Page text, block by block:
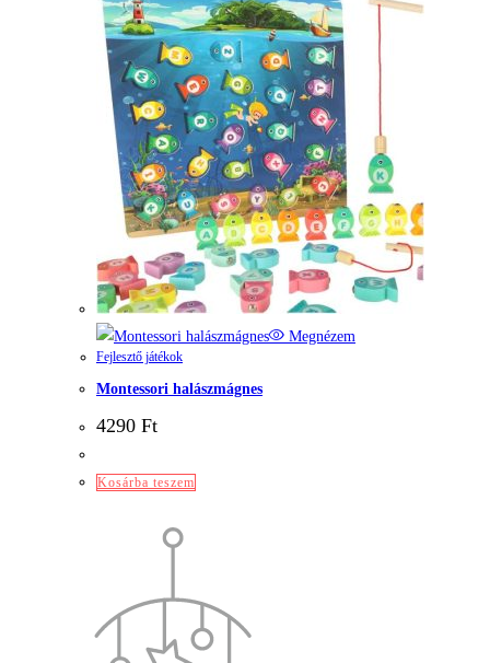
Megnézem
Fejlesztő játékok
Montessori halászmágnes
4290 Ft
Kosárba teszem